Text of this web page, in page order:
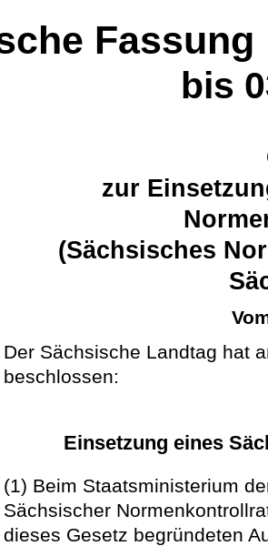
Fassung
bis
zur
(Sächsisches
Der Sächsische Landtag hat
beschlossen:
Einsetzung eines
(1) Beim Staatsministerium
Sächsischer
dieses Gesetz begründeten